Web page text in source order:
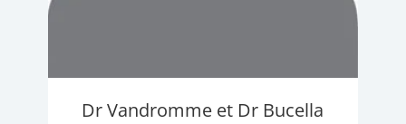
Dr Vandromme et Dr Bucella